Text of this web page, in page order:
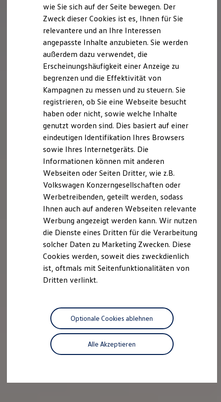
Fahrerassistenz- und Sicherheitssysteme
Kontrollleuchten
Kurzfahrprofile und Ölverdünnung
XTL-Dieselkraftstoff
Ersatzteile und Betriebsflüssigkeiten
Original Zubehör und Lifestyle Produkte
myVolkswagen
myVolkswagen Business
Elektrisch & Autonom
Elektro - & Hybridfahrzeuge
Unser Ansatz
Klimafreundlicher Strom
Reichweite & Ladelösungen
Reichweitensimulator
Ladezeitensimulator
Ladelösungen für Privatkunden
Ladelösungen für Gewerbekunden
Wallbox und Ladekabel
Förderung & Kosten der Elektrofahrzeuge
Fördermöglichkeiten für Privatkunden
Fördermöglichkeiten für Gewerbekunden
Autonomes Fahren
Mehr zum ID. Buzz
Online Beratung
California Club
California Magazin & Ratgeber
Vanlife
California App
California Lifestyle & Zubehör
Übernachten im California
Unternehmen
Karriere
Nachhaltigkeit
wie Sie sich auf der Seite bewegen. Der
Zweck dieser Cookies ist es, Ihnen für Sie
relevantere und an Ihre Interessen
angepasste Inhalte anzubieten. Sie werden
außerdem dazu verwendet, die
Erscheinungshäufigkeit einer Anzeige zu
begrenzen und die Effektivität von
Kampagnen zu messen und zu steuern. Sie
registrieren, ob Sie eine Webseite besucht
haben oder nicht, sowie welche Inhalte
genutzt worden sind. Dies basiert auf einer
eindeutigen Identifikation Ihres Browsers
sowie Ihres Internetgeräts. Die
Informationen können mit anderen
Webseiten oder Seiten Dritter, wie z.B.
Volkswagen Konzerngesellschaften oder
Werbetreibenden, geteilt werden, sodass
Ihnen auch auf anderen Webseiten relevante
Werbung angezeigt werden kann. Wir nutzen
die Dienste eines Dritten für die Verarbeitung
solcher Daten zu Marketing Zwecken. Diese
Cookies werden, soweit dies zweckdienlich
ist, oftmals mit Seitenfunktionalitäten von
Dritten verlinkt.
Alle Akzeptieren
Optionale Cookies ablehnen